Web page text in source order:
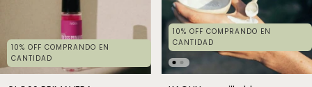
10% OFF COMPRANDO EN
CANTIDAD
10% OFF COMPRANDO EN
CANTIDAD